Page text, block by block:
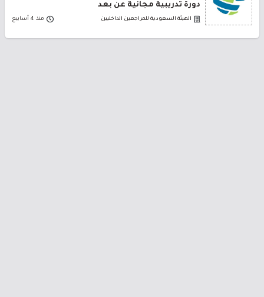
دورة تدريبية مجانية عن بعد
الهيئة السعودية للمراجعين الداخليين منذ 4 أسابيع